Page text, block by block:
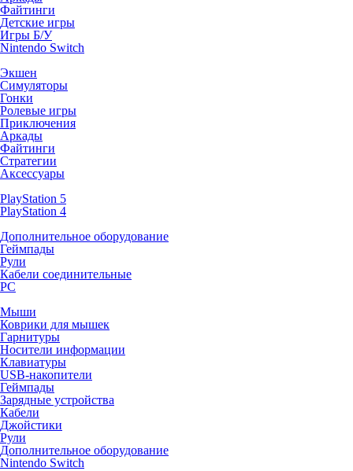
Файтинги
Детские игры
Игры Б/У
Nintendo Switch
Экшен
Симуляторы
Гонки
Ролевые игры
Приключения
Аркады
Файтинги
Стратегии
Аксессуары
PlayStation 5
PlayStation 4
Дополнительное оборудование
Геймпады
Рули
Кабели соединительные
PC
Мыши
Коврики для мышек
Гарнитуры
Носители информации
Клавиатуры
USB-накопители
Геймпады
Зарядные устройства
Кабели
Джойстики
Рули
Дополнительное оборудование
Nintendo Switch